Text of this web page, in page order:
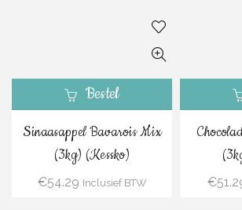
Bestel
Sinaasappel Bavarois Mix
(3kg) (Kessko)
€54.29 Inclusief BTW €